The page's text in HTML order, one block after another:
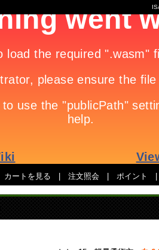
カートを見る 注文照会 ポイント